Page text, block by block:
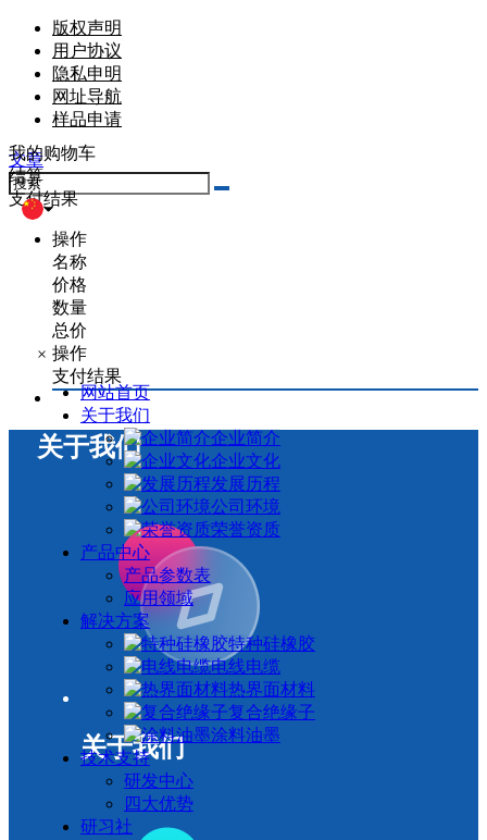
版权声明
用户协议
隐私申明
网址导航
样品申请
文章
×
网站首页
关于我们
企业简介
企业文化
发展历程
公司环境
荣誉资质
产品中心
产品参数表
应用领域
解决方案
特种硅橡胶
电线电缆
热界面材料
复合绝缘子
涂料油墨
技术支持
研发中心
四大优势
研习社
我的购物车
结算
支付结果
操作
名称
价格
数量
总价
操作
支付结果
关于我们
关于我们